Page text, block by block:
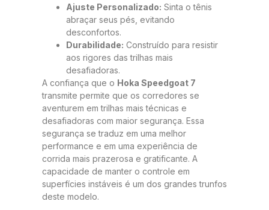
Ajuste Personalizado: Sinta o tênis
abraçar seus pés, evitando
desconfortos.
Durabilidade: Construído para resistir
aos rigores das trilhas mais
desafiadoras.
A confiança que o Hoka Speedgoat 7
transmite permite que os corredores se
aventurem em trilhas mais técnicas e
desafiadoras com maior segurança. Essa
segurança se traduz em uma melhor
performance e em uma experiência de
corrida mais prazerosa e gratificante. A
capacidade de manter o controle em
superfícies instáveis é um dos grandes trunfos
deste modelo.